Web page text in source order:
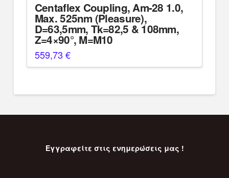
Centaflex Coupling, Am-28 1.0,
Max. 525nm (Pleasure),
D=63,5mm, Tk=82,5 & 108mm,
Z=4×90°, M=M10
559,73 €
Εγγραφείτε στις ενημερώσεις μας !